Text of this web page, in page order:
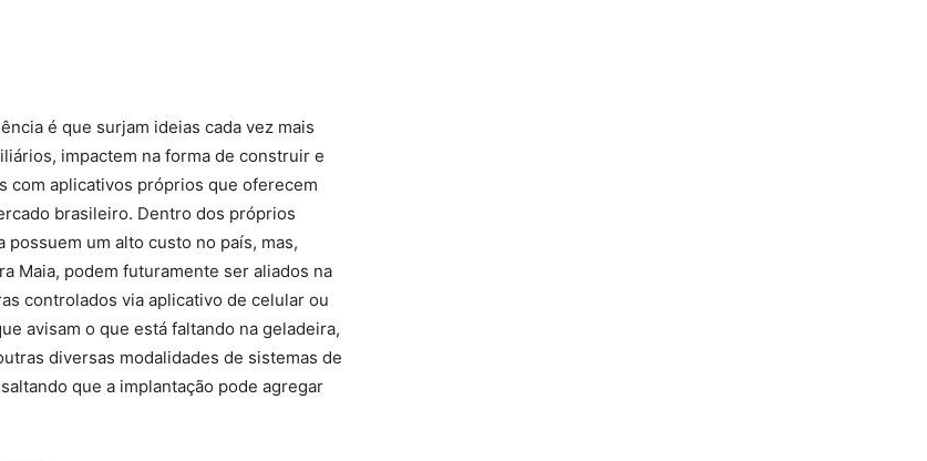
é que surjam ideias cada vez mais
impactem na forma de construir e
com aplicativos próprios que oferecem
brasileiro. Dentro dos próprios
um alto custo no país, mas,
Maia, podem futuramente ser aliados na
controlados via aplicativo de celular ou
avisam o que está faltando na geladeira,
diversas modalidades de sistemas de
que a implantação pode agregar